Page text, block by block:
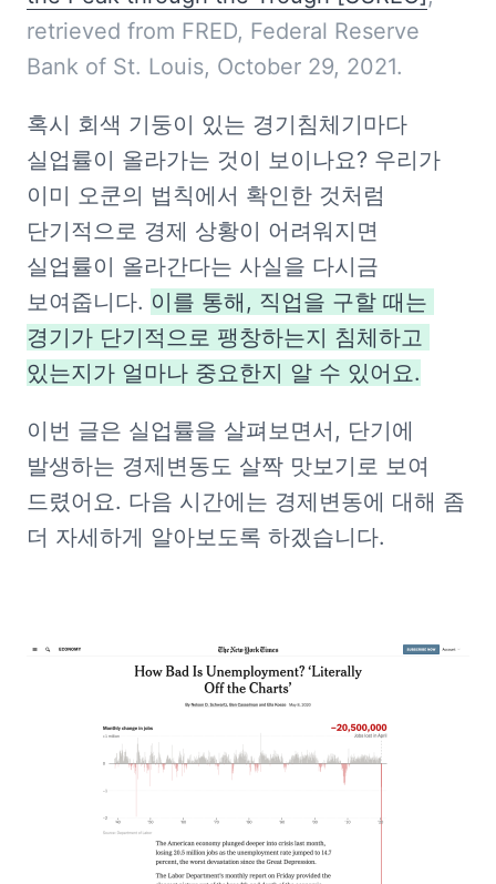
retrieved from FRED, Federal Reserve
Bank of St. Louis, October 29, 2021.
혹시 회색 기둥이 있는 경기침체기마다
실업률이 올라가는 것이 보이나요? 우리가
이미 오쿤의 법칙에서 확인한 것처럼
단기적으로 경제 상황이 어려워지면
실업률이 올라간다는 사실을 다시금
보여줍니다. 이를 통해, 직업을 구할 때는
경기가 단기적으로 팽창하는지 침체하고
있는지가 얼마나 중요한지 알 수 있어요.
이번 글은 실업률을 살펴보면서, 단기에
발생하는 경제변동도 살짝 맛보기로 보여
드렸어요. 다음 시간에는 경제변동에 대해 좀
더 자세하게 알아보도록 하겠습니다.